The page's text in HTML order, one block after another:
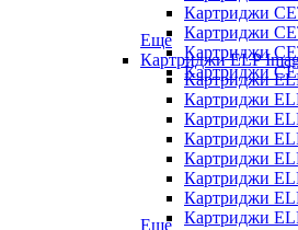
Картриджи
Картриджи
Картриджи
Картриджи
Еще
Картриджи ELP
Картриджи
Картриджи
Картриджи
Картриджи
Картриджи
Картриджи
Картриджи
Картриджи
Еще